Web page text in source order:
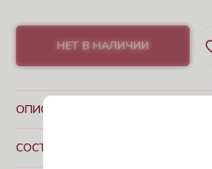
НЕТ В НАЛИЧИИ
ОПИСАНИЕ
СОСТАВ И УХОД